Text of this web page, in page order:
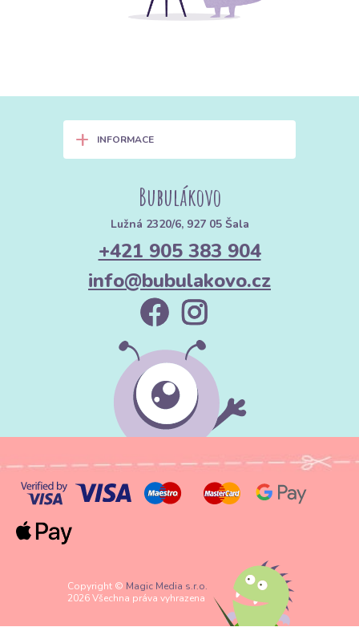
+ INFORMACE
Bubulákovo
Lužná 2320/6, 927 05 Šala
+421 905 383 904
info@bubulakovo.cz
Copyright © Magic Media s.r.o.
2026 Všechna práva vyhrazena